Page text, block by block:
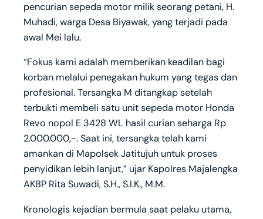
pencurian sepeda motor milik seorang petani, H.
Muhadi, warga Desa Biyawak, yang terjadi pada
awal Mei lalu.
“Fokus kami adalah memberikan keadilan bagi
korban melalui penegakan hukum yang tegas dan
profesional. Tersangka M ditangkap setelah
terbukti membeli satu unit sepeda motor Honda
Revo nopol E 3428 WL hasil curian seharga Rp
2.000.000,-. Saat ini, tersangka telah kami
amankan di Mapolsek Jatitujuh untuk proses
penyidikan lebih lanjut,” ujar Kapolres Majalengka
AKBP Rita Suwadi, S.H., S.I.K., M.M.
Kronologis kejadian bermula saat pelaku utama,